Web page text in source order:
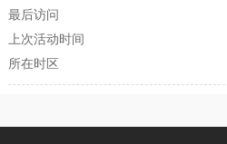
最后访问
上次活动时间
所在时区